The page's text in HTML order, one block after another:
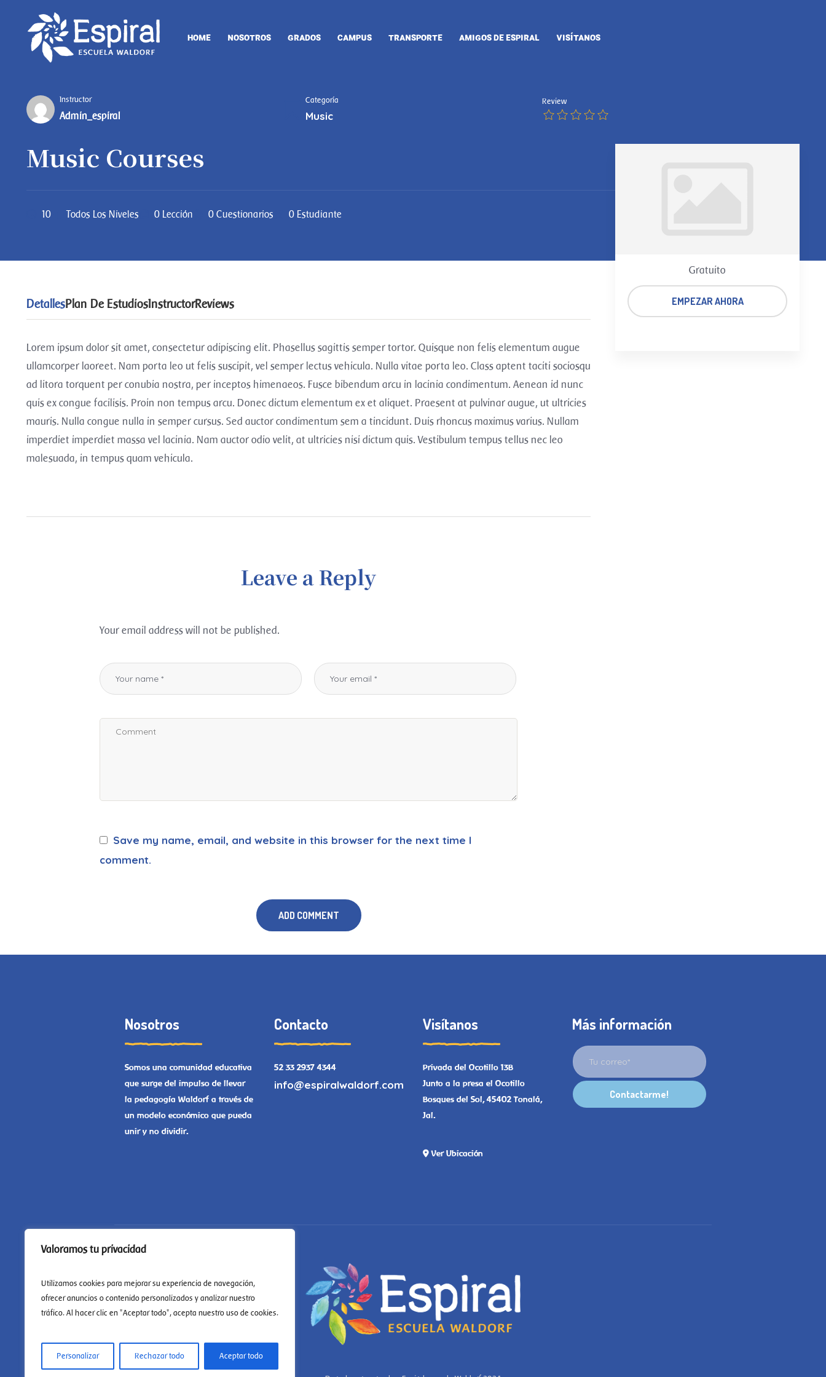
Valoramos tu privacidad
Utilizamos cookies para mejorar su experiencia de navegación,
ofrecer anuncios o contenido personalizados y analizar nuestro
tráfico. Al hacer clic en "Aceptar todo", acepta nuestro uso de cookies.
Personalizar Rechazar todo Aceptar todo
HOME NOSOTROS GRADOS CAMPUS TRANSPORTE AMIGOS DE ESPIRAL VISÍTANOS
Instructor
Admin_espiral
Categoría
Music
Review
Music Courses
10 Todos Los Niveles 0 Lección 0 Cuestionarios 0 Estudiante
DetallesPlan De EstudiosInstructorReviews
Lorem ipsum dolor sit amet, consectetur adipiscing elit. Phasellus sagittis semper tortor. Quisque non felis elementum augue
ullamcorper laoreet. Nam porta leo ut felis suscipit, vel semper lectus vehicula. Nulla vitae porta leo. Class aptent taciti sociosqu
ad litora torquent per conubia nostra, per inceptos himenaeos. Fusce bibendum arcu in lacinia condimentum. Aenean id nunc
quis ex congue facilisis. Proin non tempus arcu. Donec dictum elementum ex et aliquet. Praesent at pulvinar augue, ut ultricies
mauris. Nulla congue nulla in semper cursus. Sed auctor condimentum sem a tincidunt. Duis rhoncus maximus varius. Nullam
imperdiet imperdiet massa vel lacinia. Nam auctor odio velit, at ultricies nisi dictum quis. Vestibulum tempus tellus nec leo
malesuada, in tempus quam vehicula.
Leave a Reply
Your email address will not be published.
Save my name, email, and website in this browser for the next time I
comment.
Gratuito
EMPEZAR AHORA
Nosotros
Somos una comunidad educativa
que surge del impulso de llevar
la pedagogía Waldorf a través de
un modelo económico que pueda
unir y no dividir.
Contacto
52 33 2937 4344
info@espiralwaldorf.com
Visítanos
Privada del Ocotillo 13B
Junto a la presa el Ocotillo
Bosques del Sol, 45402 Tonalá,
Jal.
Ver Ubicación
Más información